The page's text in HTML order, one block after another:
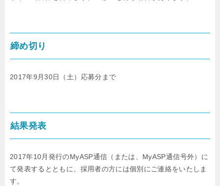
締め切り
2017年9月30日（土）応募分まで
結果発表
2017年10月発行のMyASP通信（または、MyASP通信号外）に
て発表するとともに、採用者の方には個別にご連絡をいたしま
す。